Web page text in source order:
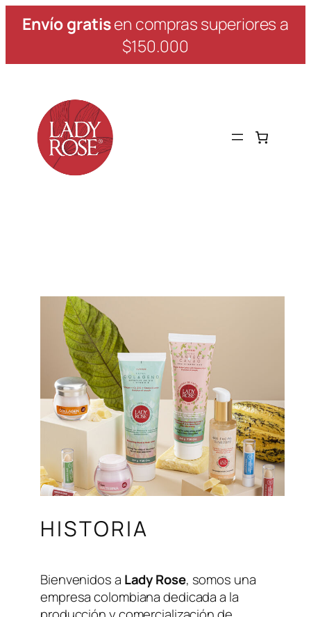
Envío gratisen compras superiores a
$150.000
HISTORIA
Bienvenidos a Lady Rose, somos una
empresa colombiana dedicada a la